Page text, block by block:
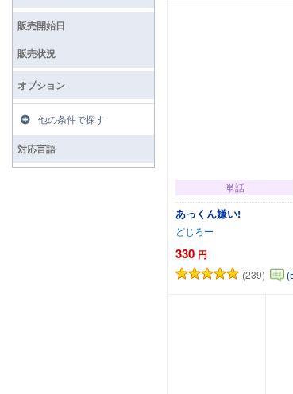
単話
あっくん嫌い!
どじろー
330 円
(239)
カートに追加
販売開始日
販売状況
オプション
他の条件で探す
対応言語